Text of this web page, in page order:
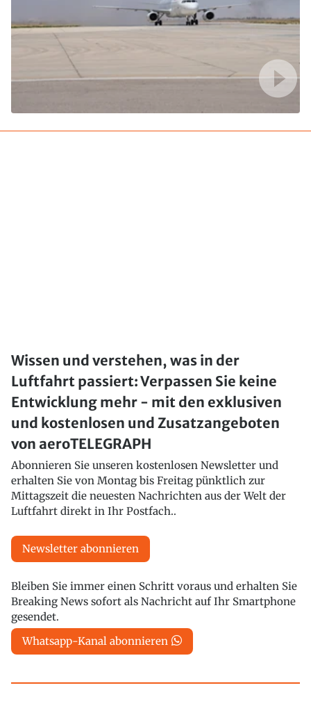
Wissen und verstehen, was in der
Luftfahrt passiert: Verpassen Sie keine
Entwicklung mehr - mit den exklusiven
und kostenlosen und Zusatzangeboten
von aeroTELEGRAPH
Abonnieren Sie unseren kostenlosen Newsletter und
erhalten Sie von Montag bis Freitag pünktlich zur
Mittagszeit die neuesten Nachrichten aus der Welt der
Luftfahrt direkt in Ihr Postfach..
Newsletter abonnieren
Bleiben Sie immer einen Schritt voraus und erhalten Sie
Breaking News sofort als Nachricht auf Ihr Smartphone
gesendet.
Whatsapp-Kanal abonnieren